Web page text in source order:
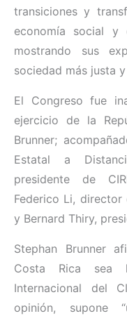
transiciones y
economía social y
mostrando sus
sociedad más justa
El Congreso fue
ejercicio de la
Brunner;
Estatal a
presidente de
Federico Li, director
y Bernard Thiry,
Stephan Brunner
Costa Rica sea
Internacional del
opinión, supone